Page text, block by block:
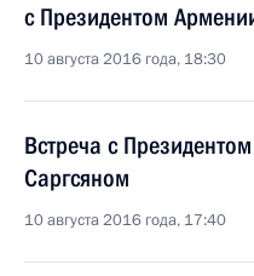
с Президентом
10 августа 2016 года, 18:30
Встреча с
Саргсяном
10 августа 2016 года, 17:40